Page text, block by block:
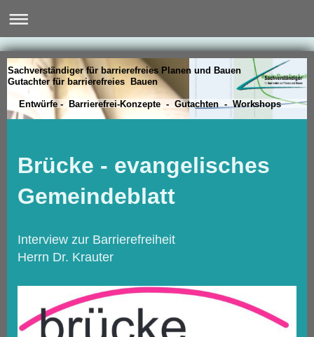
Sachverständiger für barrierefreies Planen und Bauen
Gutachter für barrierefreies Bauen
Entwürfe - Barrierefrei-Konzepte - Gutachten - Workshops
Brücke - evangelisches
Gemeindeblatt
Interview zur Barrierefreiheit
Herrn Dr. Krauter